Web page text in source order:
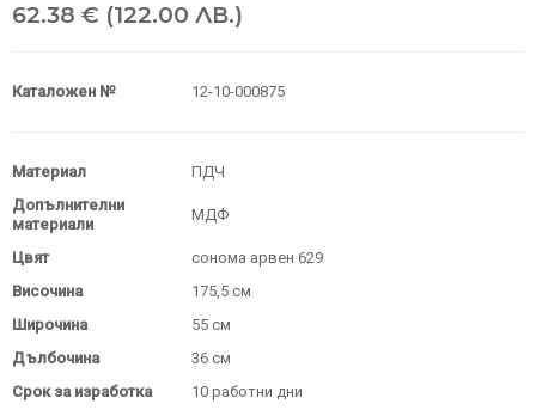
62.38 € (122.00 ЛВ.)
Каталожен № 12-10-000875
Материал
ПДЧ
Допълнителни
материали
МДФ
Цвят
сонома арвен 629
Височина
175,5 см
Широчина
55 см
Дълбочина
36 см
Срок за изработка
10 работни дни